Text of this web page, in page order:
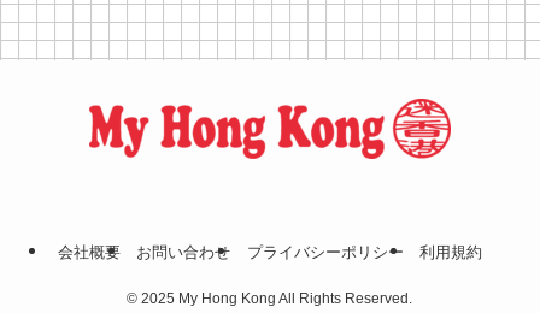
会社概要 お問い合わせ プライバシーポリシー 利⽤規約
© 2025 My Hong Kong All Rights Reserved.